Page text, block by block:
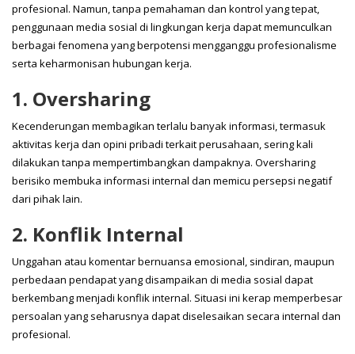
profesional. Namun, tanpa pemahaman dan kontrol yang tepat,
penggunaan media sosial di lingkungan kerja dapat memunculkan
berbagai fenomena yang berpotensi mengganggu profesionalisme
serta keharmonisan hubungan kerja.
1. Oversharing
Kecenderungan membagikan terlalu banyak informasi, termasuk
aktivitas kerja dan opini pribadi terkait perusahaan, sering kali
dilakukan tanpa mempertimbangkan dampaknya. Oversharing
berisiko membuka informasi internal dan memicu persepsi negatif
dari pihak lain.
2. Konflik Internal
Unggahan atau komentar bernuansa emosional, sindiran, maupun
perbedaan pendapat yang disampaikan di media sosial dapat
berkembang menjadi konflik internal. Situasi ini kerap memperbesar
persoalan yang seharusnya dapat diselesaikan secara internal dan
profesional.